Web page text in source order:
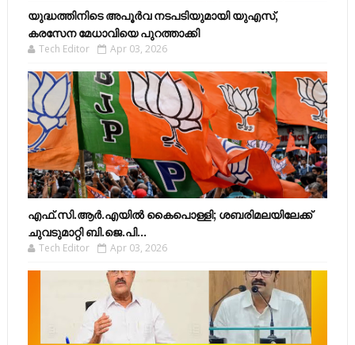
യുദ്ധത്തിനിടെ അപൂർവ നടപടിയുമായി യുഎസ്,
കരസേന മേധാവിയെ പുറത്താക്കി
Tech Editor Apr 03, 2026
എഫ്​.സി.ആർ.എയിൽ കൈപൊള്ളി; ശബരിമലയിലേക്ക്​
ചുവടുമാറ്റി ബി.ജെ.പി...
Tech Editor Apr 03, 2026